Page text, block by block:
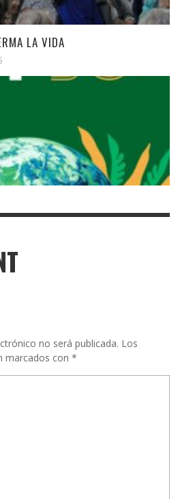
LA VIDA
no será publicada. Los
marcados con *